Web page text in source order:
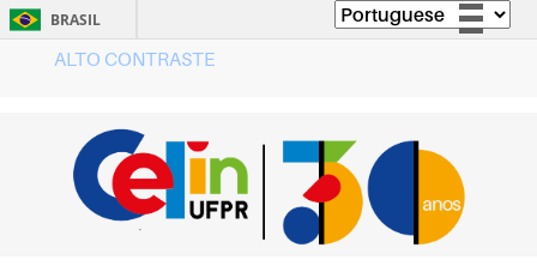
BRASIL
Acesso à informação
Legislação
Canais
ALTO CONTRASTE